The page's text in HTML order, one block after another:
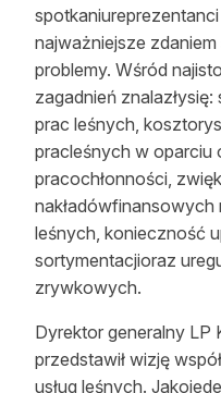
najważniejsze
problemy. Wśród
zagadnień
prac leśnych,
pracleśnych w oparciu
pracochłonności,
leśnych, konieczność
sortymentacjioraz
zrywkowych.
Dyrektor generalny LP
przedstawił wizję
usług leśnych.